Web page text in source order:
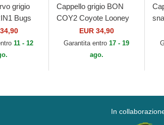
grigio
Bugs
Tunes di
11 - 12
Cappello grigio BON
COY2 Coyote Looney
Tunes di Capslab
EUR 34,90
Garantita entro17 - 19
ago.
di
In